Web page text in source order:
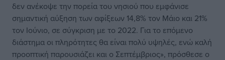
δεν ανέκοψε την πορεία του νησιού που εμφάνισε
σημαντική αύξηση των αφίξεων 14,8% τον Μάιο και 21%
τον Ιούνιο, σε σύγκριση με το 2022. Για το επόμενο
διάστημα οι πληρότητες θα είναι πολύ υψηλές, ενώ καλή
προοπτική παρουσιάζει και ο Σεπτέμβριος», πρόσθεσε ο